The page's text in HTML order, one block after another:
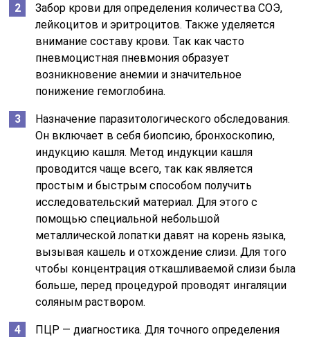
Забор крови для определения количества СОЭ,
лейкоцитов и эритроцитов. Также уделяется
внимание составу крови. Так как часто
пневмоцистная пневмония образует
возникновение анемии и значительное
понижение гемоглобина.
Назначение паразитологического обследования.
Он включает в себя биопсию, бронхоскопию,
индукцию кашля. Метод индукции кашля
проводится чаще всего, так как является
простым и быстрым способом получить
исследовательский материал. Для этого с
помощью специальной небольшой
металлической лопатки давят на корень языка,
вызывая кашель и отхождение слизи. Для того
чтобы концентрация откашливаемой слизи была
больше, перед процедурой проводят ингаляции
соляным раствором.
ПЦР — диагностика. Для точного определения